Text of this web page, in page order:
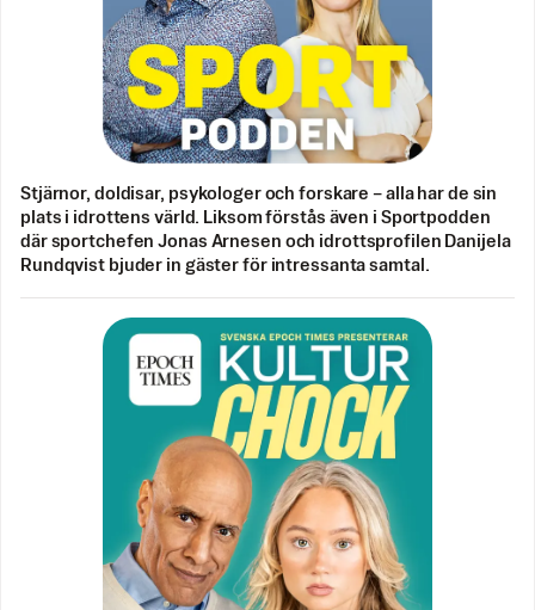
Stjärnor, doldisar, psykologer och forskare – alla har de sin
plats i idrottens värld. Liksom förstås även i Sportpodden
där sportchefen Jonas Arnesen och idrottsprofilen Danijela
Rundqvist bjuder in gäster för intressanta samtal.